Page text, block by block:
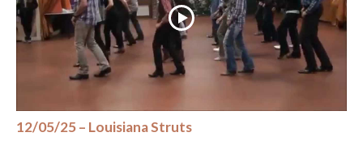
12/05/25 – Louisiana Struts